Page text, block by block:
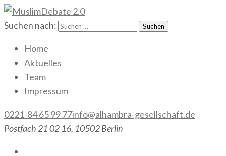
MuslimDebate 2.0
Gesellschaft gemeinsam gestalten!
Suchen nach:
Home
Aktuelles
Team
Impressum
0221-84 65 99 77info@alhambra-gesellschaft.de
Postfach 21 02 16, 10502 Berlin